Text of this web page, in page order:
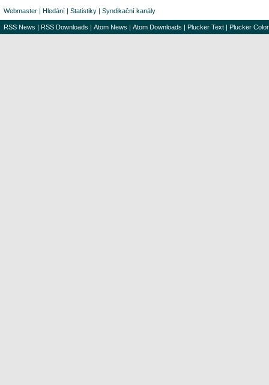
Webmaster | Hledání | Statistiky | Syndikační kanály
RSS News | RSS Downloads | Atom News | Atom Downloads | Plucker Text | Plucker Color